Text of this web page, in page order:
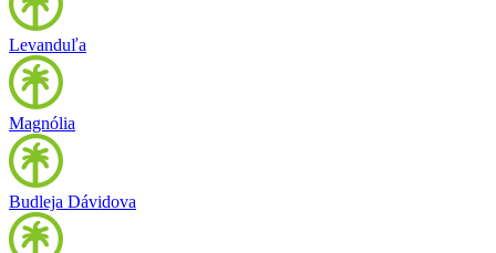
Levanduľa
Magnólia
Budleja Dávidova